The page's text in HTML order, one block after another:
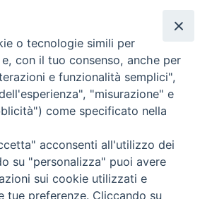
o tecnologie simili per
con il tuo consenso, anche per
e funzionalità semplici",
"misurazione" e
come specificato nella
acconsenti all'utilizzo dei
su "personalizza" puoi avere
sui cookie utilizzati e
tue preferenze. Cliccando su